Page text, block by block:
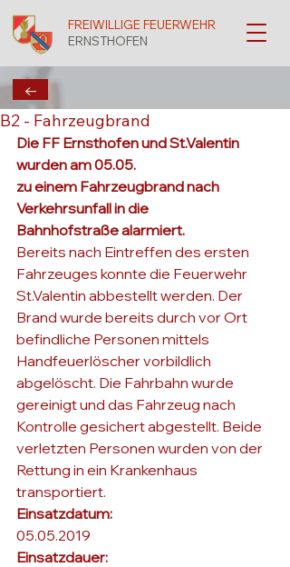
FREIWILLIGE FEUERWEHR
ERNSTHOFEN
B2 - Fahrzeugbrand
Die FF Ernsthofen und St.Valentin
wurden am 05.05.
zu einem Fahrzeugbrand nach
Verkehrsunfall in die
Bahnhofstraße alarmiert.
Bereits nach Eintreffen des ersten
Fahrzeuges konnte die Feuerwehr
St.Valentin abbestellt werden. Der
Brand wurde bereits durch vor Ort
befindliche Personen mittels
Handfeuerlöscher vorbildlich
abgelöscht. Die Fahrbahn wurde
gereinigt und das Fahrzeug nach
Kontrolle gesichert abgestellt. Beide
verletzten Personen wurden von der
Rettung in ein Krankenhaus
transportiert.
Einsatzdatum:
05.05.2019
Einsatzdauer:
←